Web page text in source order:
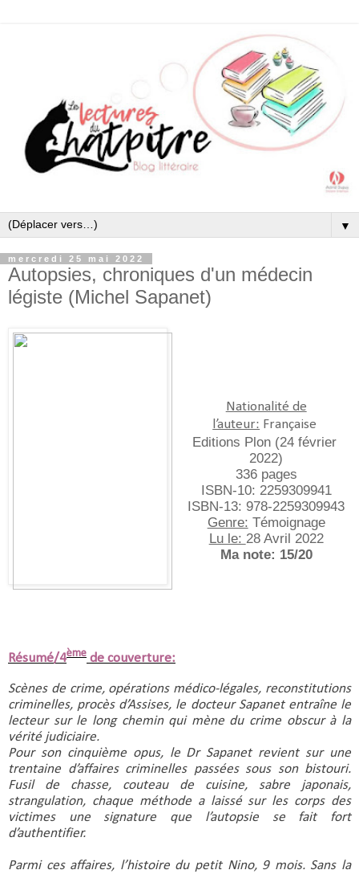
▼
mercredi 25 mai 2022
Autopsies, chroniques d'un médecin
légiste (Michel Sapanet)
Nationalité de
l’auteur: Française
Editions Plon (24 février
2022)
336 pages
ISBN-10:‎ 2259309941
ISBN-13:‎ 978-2259309943
Genre: Témoignage
Lu le: 28 Avril 2022
Ma note: 15/20
Résumé/4ème de couverture:
Scènes de crime, opérations médico-légales, reconstitutions
criminelles, procès d’Assises, le docteur Sapanet entraîne le
lecteur sur le long chemin qui mène du crime obscur à la
vérité judiciaire.
Pour son cinquième opus, le Dr Sapanet revient sur une
trentaine d’affaires criminelles passées sous son bistouri.
Fusil de chasse, couteau de cuisine, sabre japonais,
strangulation, chaque méthode a laissé sur les corps des
victimes une signature que l’autopsie se fait fort
d’authentifier.
Parmi ces affaires, l’histoire du petit Nino, 9 mois. Sans la